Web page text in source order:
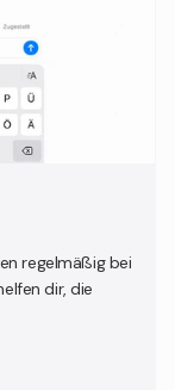
regelmäßig bei
dir, die